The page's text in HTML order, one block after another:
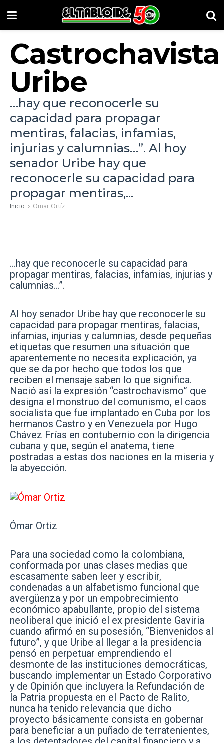
Castrochavista
Uribe
…hay que reconocerle su
capacidad para propagar
mentiras, falacias, infamias,
injurias y calumnias…”. Al hoy
senador Uribe hay que
reconocerle su capacidad para
propagar mentiras,...
Inicio Omar Ortíz
…hay que reconocerle su capacidad para
propagar mentiras, falacias, infamias, injurias y
calumnias…”.
Al hoy senador Uribe hay que reconocerle su
capacidad para propagar mentiras, falacias,
infamias, injurias y calumnias, desde pequeñas
etiquetas que resumen una situación que
aparentemente no necesita explicación, ya
que se da por hecho que todos los que
reciben el mensaje saben lo que significa.
Nació así la expresión “castrochavismo” que
designa el monstruo del comunismo, el caos
socialista que fue implantado en Cuba por los
hermanos Castro y en Venezuela por Hugo
Chávez Frías en contubernio con la dirigencia
cubana y que, según el anatema, tiene
postradas a estas dos naciones en la miseria y
la abyección.
Ómar Ortiz
Para una sociedad como la colombiana,
conformada por unas clases medias que
escasamente saben leer y escribir,
condenadas a un alfabetismo funcional que
avergüenza y por un empobrecimiento
económico apabullante, propio del sistema
neoliberal que inició el ex presidente Gaviria
cuando afirmó en su posesión, “Bienvenidos al
futuro”, y que Uribe al llegar a la presidencia
pensó en perpetuar emprendiendo el
desmonte de las instituciones democráticas,
buscando implementar un Estado Corporativo
y de Opinión que incluyera la Refundación de
la Patria propuesta en el Pacto de Ralito,
nunca ha tenido relevancia que dicho
proyecto básicamente consista en gobernar
para beneficiar a un puñado de terratenientes,